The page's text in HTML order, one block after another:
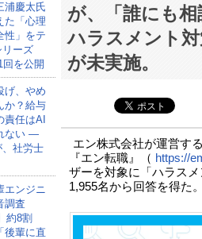
浦慶太氏
た「心理
性」をテ
ーズ
回を公開
げ、やめ
か？給与
責任はAI
ない ―
、社労士
エンジニ
調査
約8割
後輩に直
が、「誰にも
ハラスメント
が未実施。
エン株式会社が運営す
『エン転職』（ https://
ザーを対象に「ハラスメ
1,955名から回答を得た。